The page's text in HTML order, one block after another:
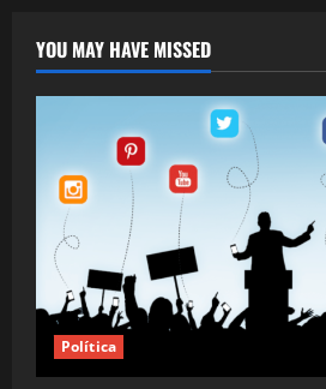
YOU MAY HAVE MISSED
Política